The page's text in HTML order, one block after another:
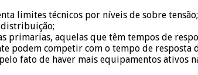
limites técnicos por níveis de sobre tensão;
distribuição;
primarias, aquelas que têm tempos de
podem competir com o tempo de resposta
fato de haver mais equipamentos ativos